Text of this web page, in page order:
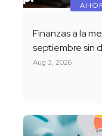
Finanzas a la
septiembre sin
Aug 3, 2026